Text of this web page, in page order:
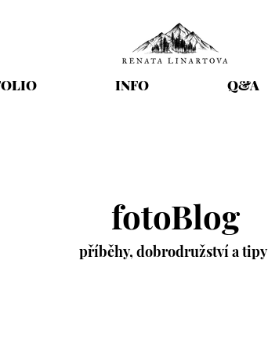
INFO Q&A
fotoBlog
příběhy, dobrodružstvía tipy